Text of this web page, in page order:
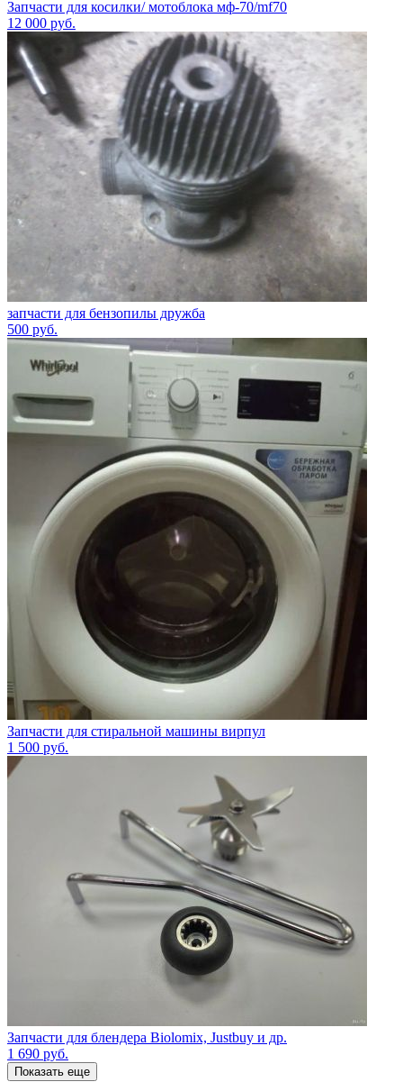
Запчасти для косилки/ мотоблока мф-70/mf70
12 000 руб.
запчасти для бензопилы дружба
500 руб.
Запчасти для стиральной машины вирпул
1 500 руб.
Запчасти для блендера Biolomix, Justbuy и др.
1 690 руб.
Показать еще